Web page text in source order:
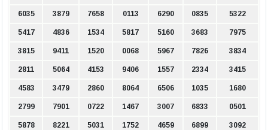
6035 3879 7658 0113 6290 0835 5322
5417 4836 1534 5817 5160 3683 7975
3815 9411 1520 0068 5967 7826 3834
2811 5064 4153 9406 1557 2334 3415
4583 3479 2860 8064 6506 1035 1680
2799 7901 0722 1467 3007 6833 0501
5878 8221 5031 1752 4659 6899 3092